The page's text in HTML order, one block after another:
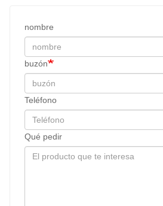
nombre
buzón
Teléfono
Qué pedir